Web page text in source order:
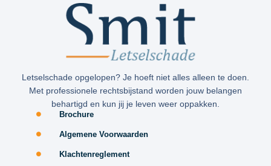
Letselschade opgelopen? Je hoeft niet alles alleen te doen.
Met professionele rechtsbijstand worden jouw belangen
behartigd en kun jij je leven weer oppakken.
Brochure
Algemene Voorwaarden
Klachtenreglement